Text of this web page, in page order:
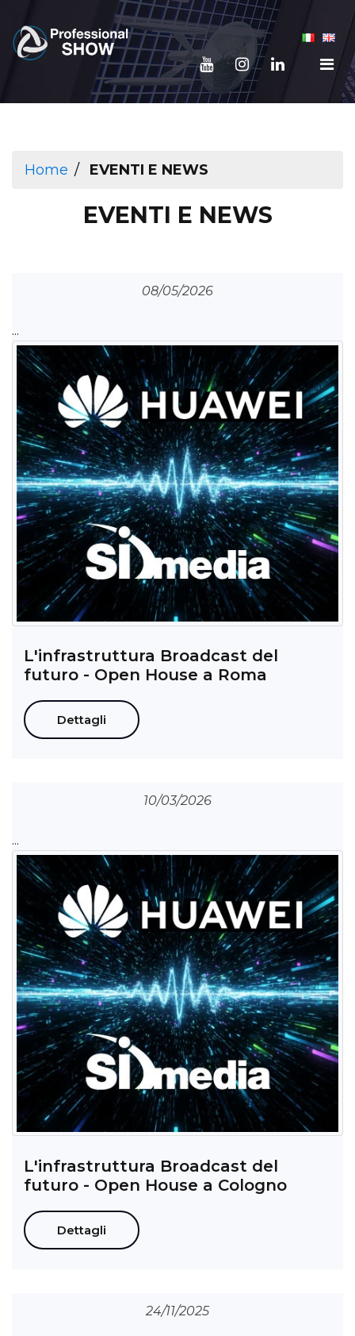
Home EVENTI E NEWS
EVENTI E NEWS
08/05/2026
...
L'infrastruttura Broadcast del
futuro - Open House a Roma
Dettagli
10/03/2026
...
L'infrastruttura Broadcast del
futuro - Open House a Cologno
Dettagli
24/11/2025